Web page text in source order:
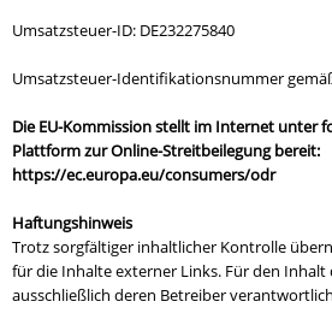
Umsatzsteuer-ID: DE232275840
Umsatzsteuer-Identifikationsnummer
Die EU-Kommission stellt im Internet unter
Plattform zur Online-Streitbeilegung bereit:
https://ec.europa.eu/consumers/odr
Haftungshinweis
Trotz sorgfältiger inhaltlicher Kontrolle
für die Inhalte externer Links. Für den
ausschließlich deren Betreiber